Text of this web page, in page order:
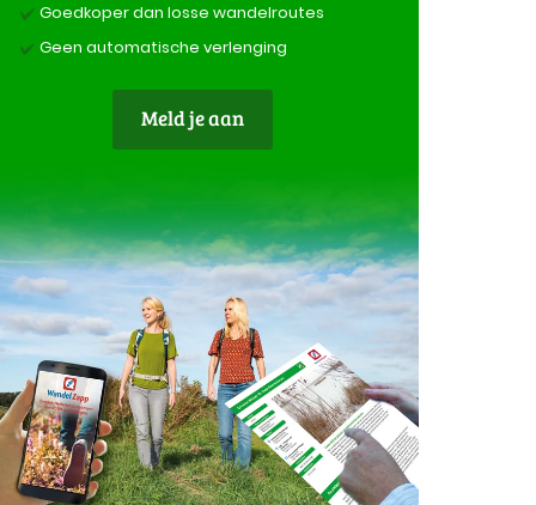
Goedkoper dan losse wandelroutes
Geen automatische verlenging
Meld je aan